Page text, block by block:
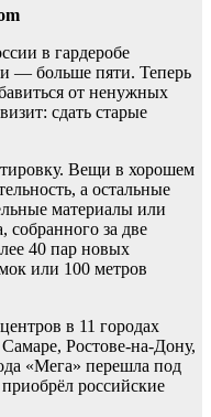
в гардеробе
— больше пяти. Теперь
от ненужных
сдать старые
Вещи в хорошем
а остальные
материалы или
за две
40 пар новых
или 100 метров
в 11 городах
Ростове-на-Дону,
«Мега» перешла под
российские